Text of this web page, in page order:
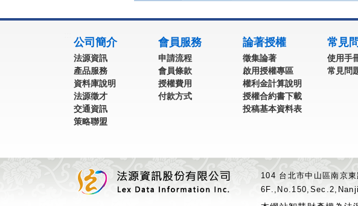
公司簡介
法源資訊
產品服務
資料庫說明
法源徵才
交通資訊
策略聯盟
會員服務
申請流程
會員條款
授權費用
付款方式
論著授權
徵集論著
啟用授權專區
權利金計算說明
授權合約書下載
投稿基本資料表
常見
使用手
常見問
104 台北市中山區南京